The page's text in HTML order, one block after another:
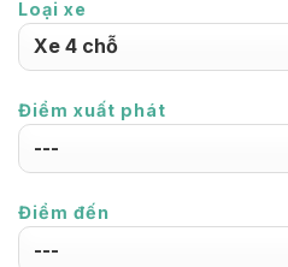
Loại xe
Điểm xuất phát
Điểm đến